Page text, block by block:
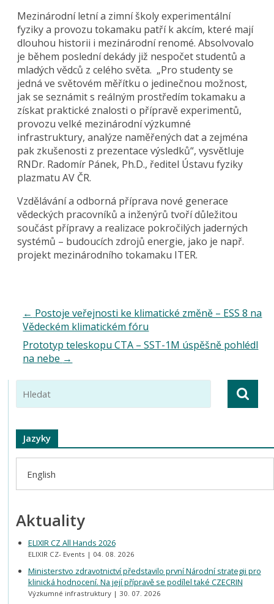
Mezinárodní letní a zimní školy experimentální
fyziky a provozu tokamaku patří k akcím, které mají
dlouhou historii i mezinárodní renomé. Absolvovalo
je během poslední dekády již nespočet studentů a
mladých vědců z celého světa. „Pro studenty se
jedná ve světovém měřítku o jedinečnou možnost,
jak se seznámit s reálným prostředím tokamaku a
získat praktické znalosti o přípravě experimentů,
provozu velké mezinárodní výzkumné
infrastruktury, analýze naměřených dat a zejména
pak zkušenosti z prezentace výsledků“, vysvětluje
RNDr. Radomír Pánek, Ph.D., ředitel Ústavu fyziky
plazmatu AV ČR.
Vzdělávání a odborná příprava nové generace
vědeckých pracovníků a inženýrů tvoří důležitou
součást přípravy a realizace pokročilých jaderných
systémů – budoucích zdrojů energie, jako je např.
projekt mezinárodního tokamaku ITER.
← Postoje veřejnosti ke klimatické změně – ESS 8 na
Vědeckém klimatickém fóru
Prototyp teleskopu CTA – SST-1M úspěšně pohlédl
na nebe →
Jazyky
English
Aktuality
ELIXIR CZ All Hands 2026
ELIXIR CZ- Events 04. 08. 2026
Ministerstvo zdravotnictví představilo první Národní strategii pro
klinická hodnocení. Na její přípravě se podílel také CZECRIN
Výzkumné infrastruktury 30. 07. 2026